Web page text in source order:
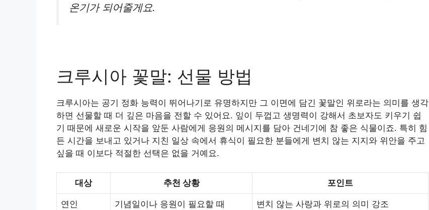
온기가 되어줄게요.
크루시아 꽃말: 선물 방법
크루시아는 공기 정화 능력이 뛰어나기로 유명하지만 그 이면에 담긴 꽃말인 위로라는 의미를 생각
하면 선물할 때 더 깊은 마음을 전할 수 있어요. 잎이 두껍고 생명력이 강해서 초보자도 키우기 쉽
기 때문에 새로운 시작을 앞둔 사람에게 응원의 메시지를 담아 건네기에 참 좋은 식물이죠. 특히 힘
든 시간을 보내고 있거나 지친 일상 속에서 휴식이 필요한 분들에게 변치 않는 지지와 위안을 주고
싶을 때 이보다 적절한 선택은 없을 거예요.
대상 추천 상황 포인트
연인 기념일이나 응원이 필요할 때 변치 않는 사랑과 위로의 의미 강조